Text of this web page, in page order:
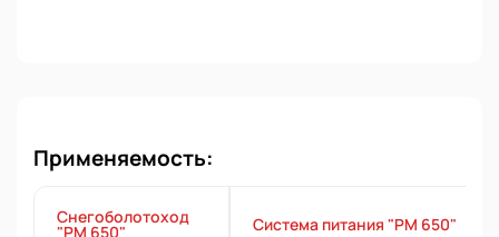
Применяемость:
Снегоболотоход
"РМ 650" Система питания "РМ 650"